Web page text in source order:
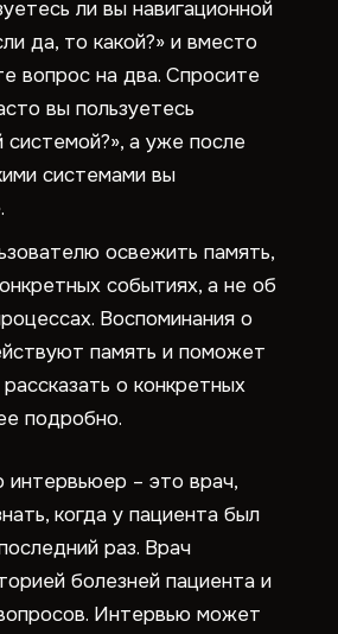
ли вы навигационной
да, то какой?» и вместо
вопрос на два. Спросите
вы пользуетесь
системой?», а уже после
системами вы
освежить память,
событиях, а не об
Воспоминания о
память и поможет
о конкретных
подробно.
интервьюер – это врач,
когда у пациента был
раз. Врач
болезней пациента и
Интервью может